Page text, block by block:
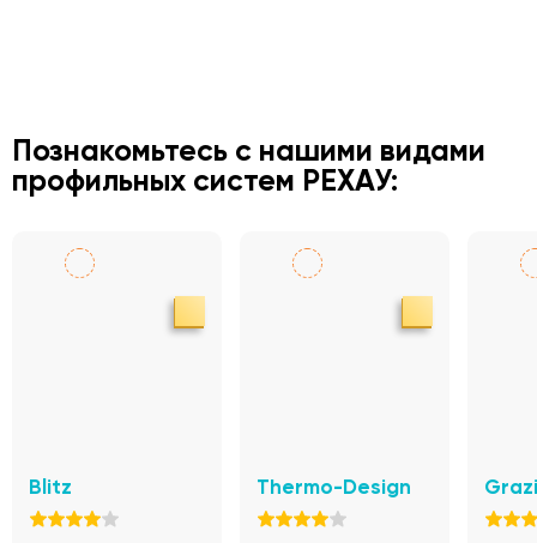
Познакомьтесь с нашими видами
профильных систем РЕХАУ:
Blitz Thermo-Design